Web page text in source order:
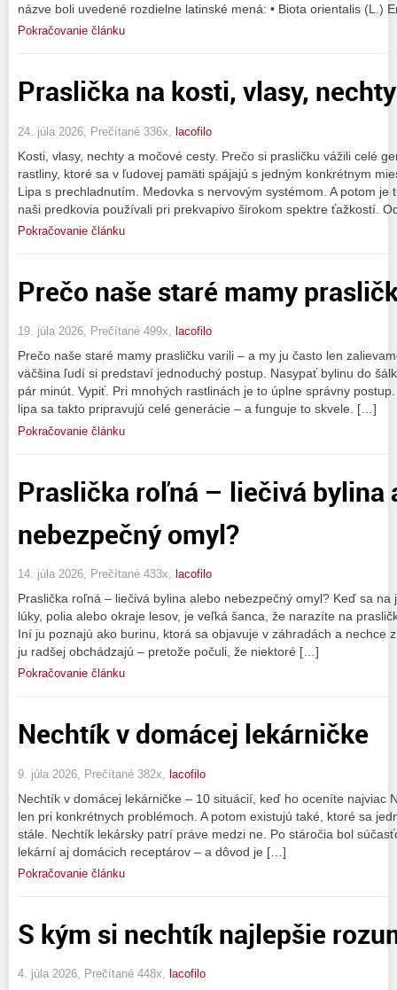
názve boli uvedené rozdielne latinské mená: • Biota orientalis (L.)
Pokračovanie článku
Praslička na kosti, vlasy,
24. júla 2026, Prečítané 336x, lacofilo
Kosti, vlasy, nechty a močové cesty. Prečo si prasličku vážili celé
rastliny, ktoré sa v ľudovej pamäti spájajú s jedným konkrétnym
Lipa s prechladnutím. Medovka s nervovým systémom. A potom je
naši predkovia používali pri prekvapivo širokom spektre ťažkostí.
Pokračovanie článku
Prečo naše staré mamy
19. júla 2026, Prečítané 499x, lacofilo
Prečo naše staré mamy prasličku varili – a my ju často len
väčšina ľudí si predstaví jednoduchý postup. Nasypať bylinu do
pár minút. Vypiť. Pri mnohých rastlinách je to úplne správny
lipa sa takto pripravujú celé generácie – a funguje to skvele. […]
Pokračovanie článku
Praslička roľná – liečivá bylina
nebezpečný omyl?
14. júla 2026, Prečítané 433x, lacofilo
Praslička roľná – liečivá bylina alebo nebezpečný omyl? Keď sa
lúky, polia alebo okraje lesov, je veľká šanca, že narazíte na
Iní ju poznajú ako burinu, ktorá sa objavuje v záhradách a nechce
ju radšej obchádzajú – pretože počuli, že niektoré […]
Pokračovanie článku
Nechtík v domácej lekárničke
9. júla 2026, Prečítané 382x, lacofilo
Nechtík v domácej lekárničke – 10 situácií, keď ho oceníte najviac
len pri konkrétnych problémoch. A potom existujú také, ktoré sa
stále. Nechtík lekársky patrí práve medzi ne. Po stáročia bol
lekární aj domácich receptárov – a dôvod je […]
Pokračovanie článku
S kým si nechtík najlepšie
4. júla 2026, Prečítané 448x, lacofilo